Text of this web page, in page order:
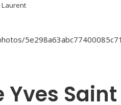
Saint